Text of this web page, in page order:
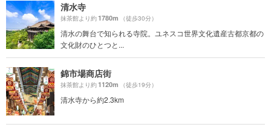
清水寺
抹茶館より約1780m （徒歩30分）
清水の舞台で知られる寺院。ユネスコ世界文化遺産古都京都の
文化財のひとつと...
錦市場商店街
抹茶館より約1120m （徒歩19分）
清水寺から約2.3km